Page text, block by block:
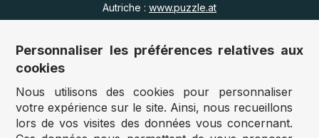
Autriche : www.puzzle.at
Royaume Uni :
www.jigsawpuzzle.co.uk
Accès revendeurs / détaillants
Vous avez un magasin ?
Personnaliser les préférences relatives aux
cookies
Nous utilisons des cookies pour personnaliser
votre expérience sur le site. Ainsi, nous recueillons
lors de vos visites des données vous concernant.